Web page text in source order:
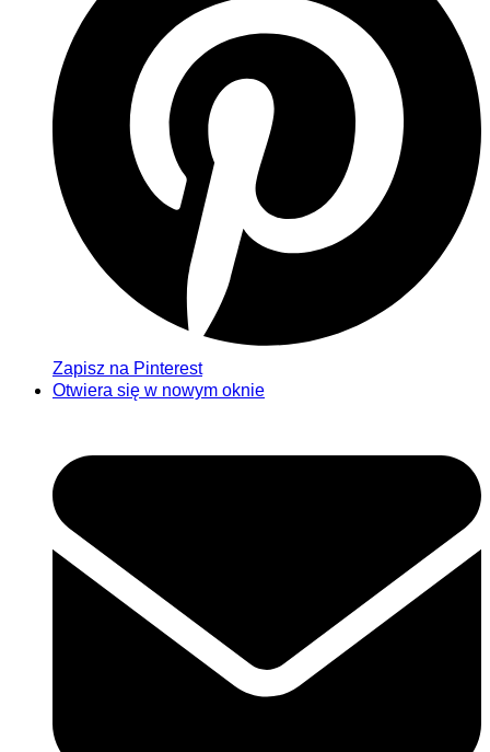
Zapisz na Pinterest
Otwiera się w nowym oknie